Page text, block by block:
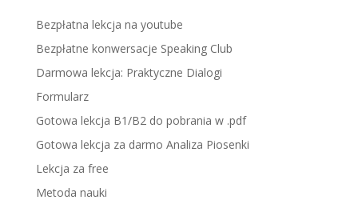
Bezpłatna lekcja na youtube
Bezpłatne konwersacje Speaking Club
Darmowa lekcja: Praktyczne Dialogi
Formularz
Gotowa lekcja B1/B2 do pobrania w .pdf
Gotowa lekcja za darmo Analiza Piosenki
Lekcja za free
Metoda nauki